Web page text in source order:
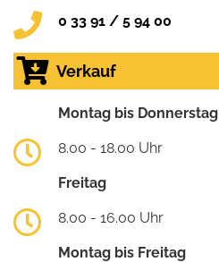
0 33 91 / 5 94 00
Verkauf
Montag bis Donnerstag
8.00 - 18.00 Uhr
Freitag
8.00 - 16.00 Uhr
Montag bis Freitag